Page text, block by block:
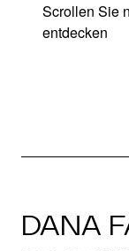
Scrollen Sie
entdecken
DANA